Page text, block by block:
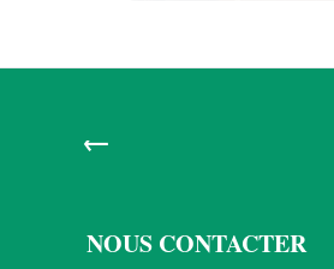
←
NOUS CONTACTER